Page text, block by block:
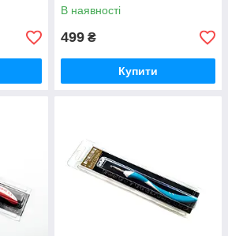
В наявності
499 ₴
Купити